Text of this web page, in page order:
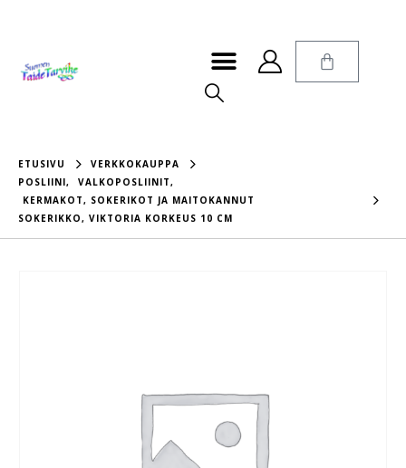
ETUSIVU
VERKKOKAUPPA
POSLIINI, VALKOPOSLIINIT,
KERMAKOT, SOKERIKOT JA MAITOKANNUT
SOKERIKKO, VIKTORIA KORKEUS 10 CM